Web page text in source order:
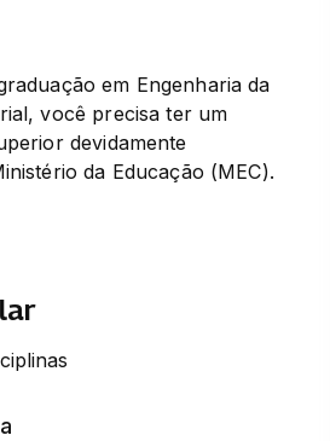
em Engenharia da
você precisa ter um
devidamente
da Educação (MEC).